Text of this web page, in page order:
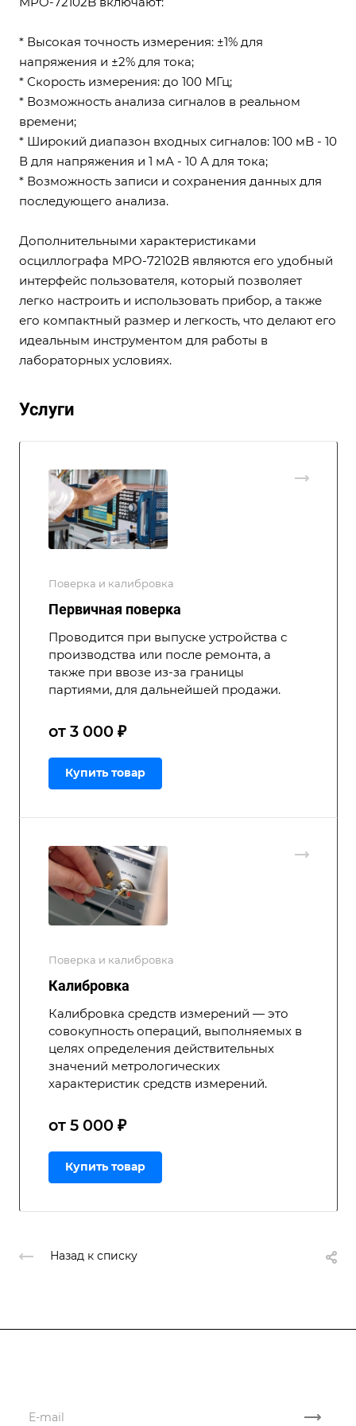
* Высокая точность измерения: ±1% для
напряжения и ±2% для тока;
* Скорость измерения: до 100 МГц;
* Возможность анализа сигналов в реальном
времени;
* Широкий диапазон входных сигналов: 100 мВ - 10
В для напряжения и 1 мА - 10 А для тока;
* Возможность записи и сохранения данных для
последующего анализа.
Дополнительными характеристиками
осциллографа MPO-72102B являются его удобный
интерфейс пользователя, который позволяет
легко настроить и использовать прибор, а также
его компактный размер и легкость, что делают его
идеальным инструментом для работы в
лабораторных условиях.
Услуги
Поверка и калибровка
Первичная поверка
Проводится при выпуске устройства с
производства или после ремонта, а
также при ввозе из-за границы
партиями, для дальнейшей продажи.
от 3 000 ₽
Купить товар
Поверка и калибровка
Калибровка
Калибровка средств измерений — это
совокупность операций, выполняемых в
целях определения действительных
значений метрологических
характеристик средств измерений.
от 5 000 ₽
Купить товар
Назад к списку